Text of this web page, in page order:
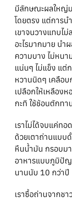
มีลักษณะผลใหญ่
โดยตรง แต่การน
เขาจนวางแทบไ
อะไรมากมาย นำ
ความบาง ไม่หนา
แน่นๆ ไม่แข็ง แต่
หวานนิดๆ เคลือ
เปลือกให้เหลือง
กะทิ ใช้ช้อนตักทา
เราไม่ได้จบแค่ทอ
ด้วยเตาถ่านแบบ
หืนน้ำมัน กรอบม
อาหารแบบภูมิปัญ
นานนับ 10 กว่าปี
เราซื้อถ่านจากช